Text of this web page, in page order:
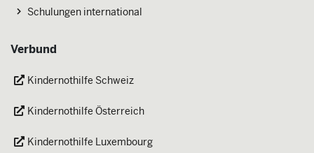
Schulungen international
Verbund
Kindernothilfe Schweiz
Kindernothilfe Österreich
Kindernothilfe Luxembourg